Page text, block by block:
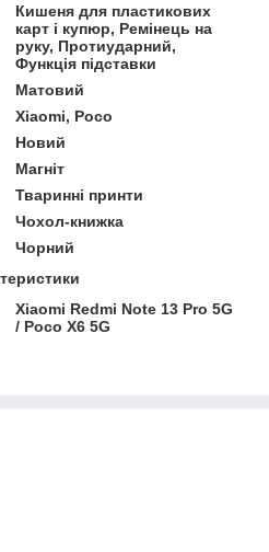
Кишеня для пластикових
карт і купюр, Ремінець на
руку, Протиударний,
Функція підставки
Матовий
Xiaomi, Poco
Новий
Магніт
Тваринні принти
Чохол-книжка
Чорний
Xiaomi Redmi Note 13 Pro 5G
/ Poco X6 5G